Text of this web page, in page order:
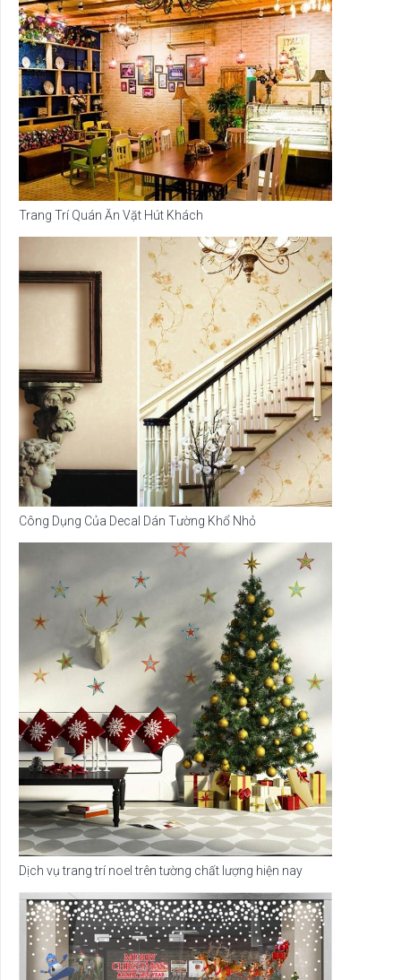
Trang Trí Quán Ăn Vặt Hút Khách
Công Dụng Của Decal Dán Tường Khổ Nhỏ
Dịch vụ trang trí noel trên tường chất lượng hiện nay